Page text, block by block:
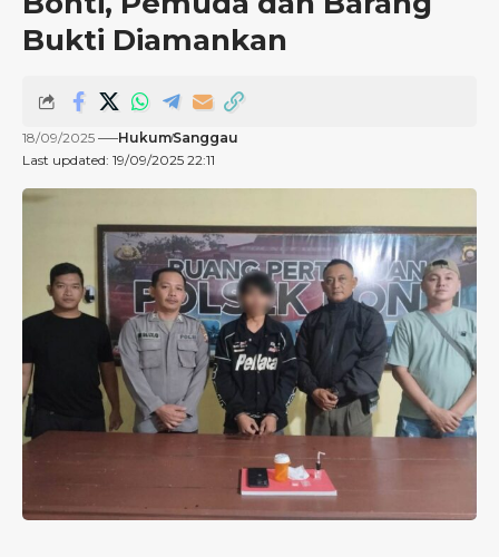
Bukti Diamankan
Last updated: 19/09/2025 22:11
18/09/2025 HukumSanggau